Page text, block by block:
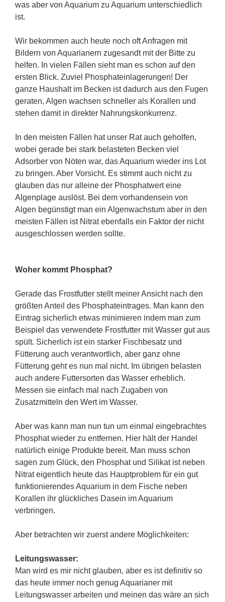
was aber von Aquarium zu Aquarium unterschiedlich
ist.
Wir bekommen auch heute noch oft Anfragen mit
Bildern von Aquarianern zugesandt mit der Bitte zu
helfen. In vielen Fällen sieht man es schon auf den
ersten Blick. Zuviel Phosphateinlagerungen! Der
ganze Haushalt im Becken ist dadurch aus den Fugen
geraten, Algen wachsen schneller als Korallen und
stehen damit in direkter Nahrungskonkurrenz.
In den meisten Fällen hat unser Rat auch geholfen,
wobei gerade bei stark belasteten Becken viel
Adsorber von Nöten war, das Aquarium wieder ins Lot
zu bringen. Aber Vorsicht. Es stimmt auch nicht zu
glauben das nur alleine der Phosphatwert eine
Algenplage auslöst. Bei dem vorhandensein von
Algen begünstigt man ein Algenwachstum aber in den
meisten Fällen ist Nitrat ebenfalls ein Faktor der nicht
ausgeschlossen werden sollte.
Woher kommt Phosphat?
Gerade das Frostfutter stellt meiner Ansicht nach den
größten Anteil des Phosphateintrages. Man kann den
Eintrag sicherlich etwas minimieren indem man zum
Beispiel das verwendete Frostfutter mit Wasser gut aus
spült. Sicherlich ist ein starker Fischbesatz und
Fütterung auch verantwortlich, aber ganz ohne
Fütterung geht es nun mal nicht. Im übrigen belasten
auch andere Futtersorten das Wasser erheblich.
Messen sie einfach mal nach Zugaben von
Zusatzmitteln den Wert im Wasser.
Aber was kann man nun tun um einmal eingebrachtes
Phosphat wieder zu entfernen. Hier hält der Handel
natürlich einige Produkte bereit. Man muss schon
sagen zum Glück, den Phosphat und Silikat ist neben
Nitrat eigentlich heute das Hauptproblem für ein gut
funktionierendes Aquarium in dem Fische neben
Korallen ihr glückliches Dasein im Aquarium
verbringen.
Aber betrachten wir zuerst andere Möglichkeiten:
Leitungswasser:
Man wird es mir nicht glauben, aber es ist definitiv so
das heute immer noch genug Aquarianer mit
Leitungswasser arbeiten und meinen das wäre an sich